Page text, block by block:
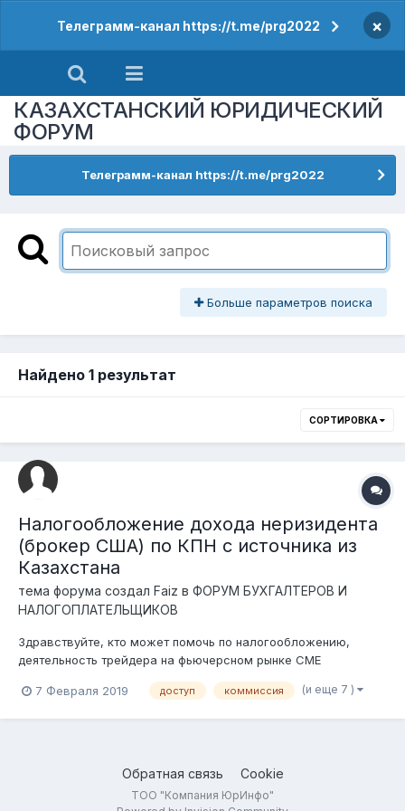
Телеграмм-канал https://t.me/prg2022 ×
КАЗАХСТАНСКИЙ ЮРИДИЧЕСКИЙ
ФОРУМ
Телеграмм-канал https://t.me/prg2022
Больше параметров поиска
Найдено 1 результат
СОРТИРОВКА
Налогообложение дохода неризидента
(брокер США) по КПН с источника из
Казахстана
тема форума создал Faiz в ФОРУМ БУХГАЛТЕРОВ И
НАЛОГОПЛАТЕЛЬЩИКОВ
Здравствуйте, кто может помочь по налогообложению,
деятельность трейдера на фьючерсном рынке СМЕ
по КПН с источника из Казахстана, там есть много вариантов
7 Февраля 2019 доступ коммиссия (и еще 7 )
Обратная связь Cookie
ТОО "Компания ЮрИнфо"